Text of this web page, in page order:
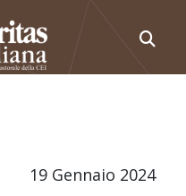
19 Gennaio 2024